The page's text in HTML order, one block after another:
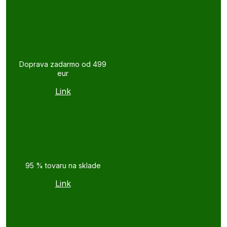
Doprava zadarmo od 499
eur
Link
95 % tovaru na sklade
Link